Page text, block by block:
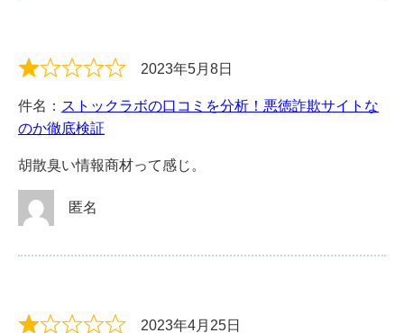
2023年5月8日
件名： ストックラボの口コミを分析！悪徳詐欺サイトな
のか徹底検証
胡散臭い情報商材って感じ。
匿名
2023年4月25日